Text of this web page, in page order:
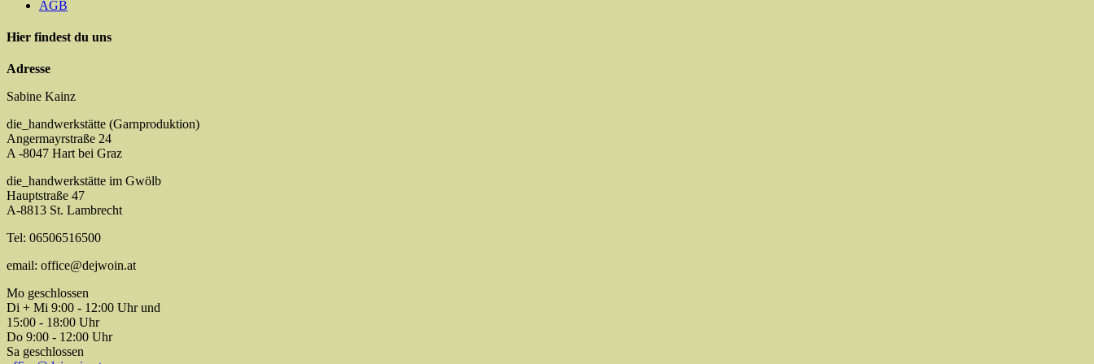
AGB
Hier findest du uns
Adresse
Sabine Kainz
die_handwerkstätte (Garnproduktion)
Angermayrstraße 24
A -8047 Hart bei Graz
die_handwerkstätte im Gwölb
Hauptstraße 47
A-8813 St. Lambrecht
Tel: 06506516500
email: office@dejwoin.at
Mo geschlossen
Di + Mi 9:00 - 12:00 Uhr und
15:00 - 18:00 Uhr
Do 9:00 - 12:00 Uhr
Sa geschlossen